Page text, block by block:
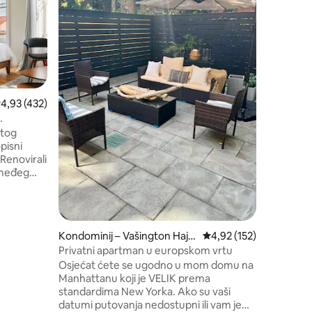
ocjena: 4,93/5, recenzija: 432
4,93 (432)
Kondominij – Vašington Hajts
e
Prosječna ocjena:
4,92 (152)
Privatni apartman u europskom vrtu
Osjećat ćete se ugodno u mom domu na
Manhattanu koji je VELIK prema
standardima New Yorka. Ako su vaši
datumi putovanja nedostupni ili vam je